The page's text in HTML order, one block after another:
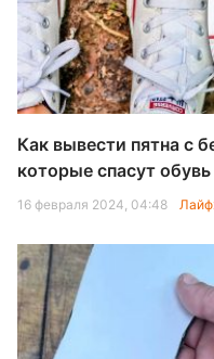
Как вывести пятна с
которые спасут обувь
16 февраля 2024, 04:48